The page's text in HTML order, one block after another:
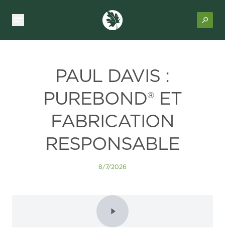
PAUL DAVIS :
PUREBOND® ET
FABRICATION
RESPONSABLE
8/7/2026